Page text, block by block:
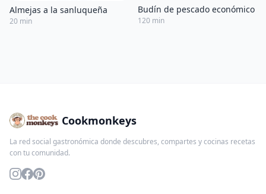
Almejas a la sanluqueña
20 min
Budín de pescado económico
120 min
Cookmonkeys
La red social gastronómica donde descubres, compartes y cocinas recetas
con tu comunidad.